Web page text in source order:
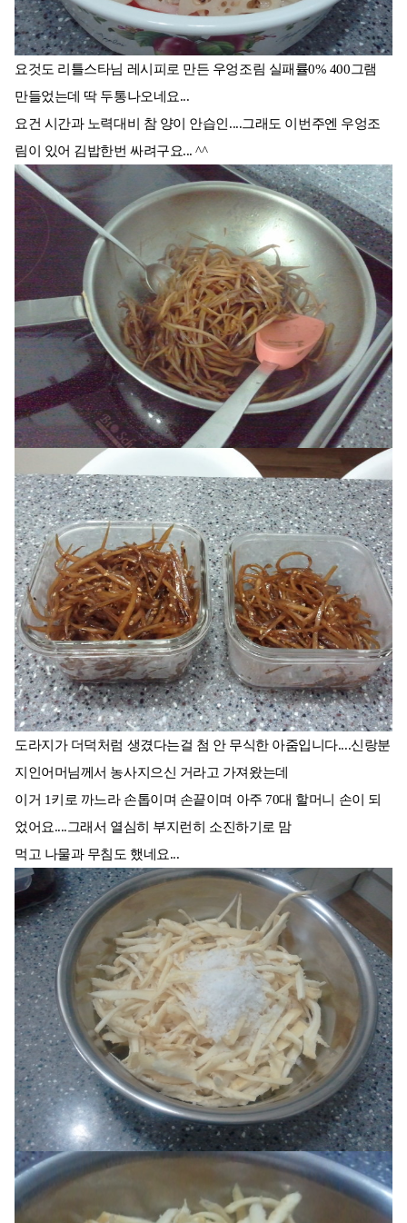
요것도 리틀스타님 레시피로 만든 우엉조림 실패률0% 400그램
만들었는데 딱 두통나오네요...
요건 시간과 노력대비 참 양이 안습인....그래도 이번주엔 우엉조
림이 있어 김밥한번 싸려구요... ^^
도라지가 더덕처럼 생겼다는걸 첨 안 무식한 아줌입니다....신랑분
지인어머님께서 농사지으신 거라고 가져왔는데
이거 1키로 까느라 손톱이며 손끝이며 아주 70대 할머니 손이 되
었어요....그래서 열심히 부지런히 소진하기로 맘
먹고 나물과 무침도 했네요...